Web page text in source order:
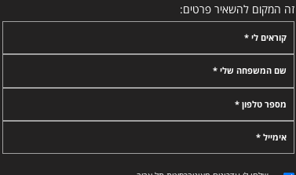
זה המקום להשאיר פרטים:
קוראים לי *
שם המשפחה שלי *
מספר טלפון *
אימייל *